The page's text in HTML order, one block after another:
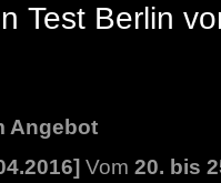
Test Berlin
Angebot
Vom 20. bis